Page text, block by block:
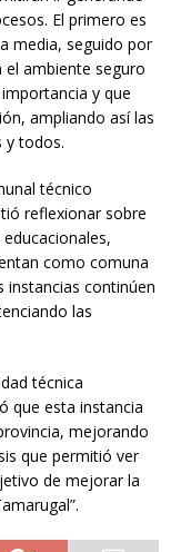
El primero es
media, seguido por
ambiente seguro
y que
ampliando así las
y todos.
técnico
reflexionar sobre
como comuna
instancias continúen
las
técnica
que esta instancia
mejorando
que permitió ver
de mejorar la